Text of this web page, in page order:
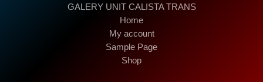
GALERY UNIT CALISTA TRANS
Home
My account
Sample Page
Shop